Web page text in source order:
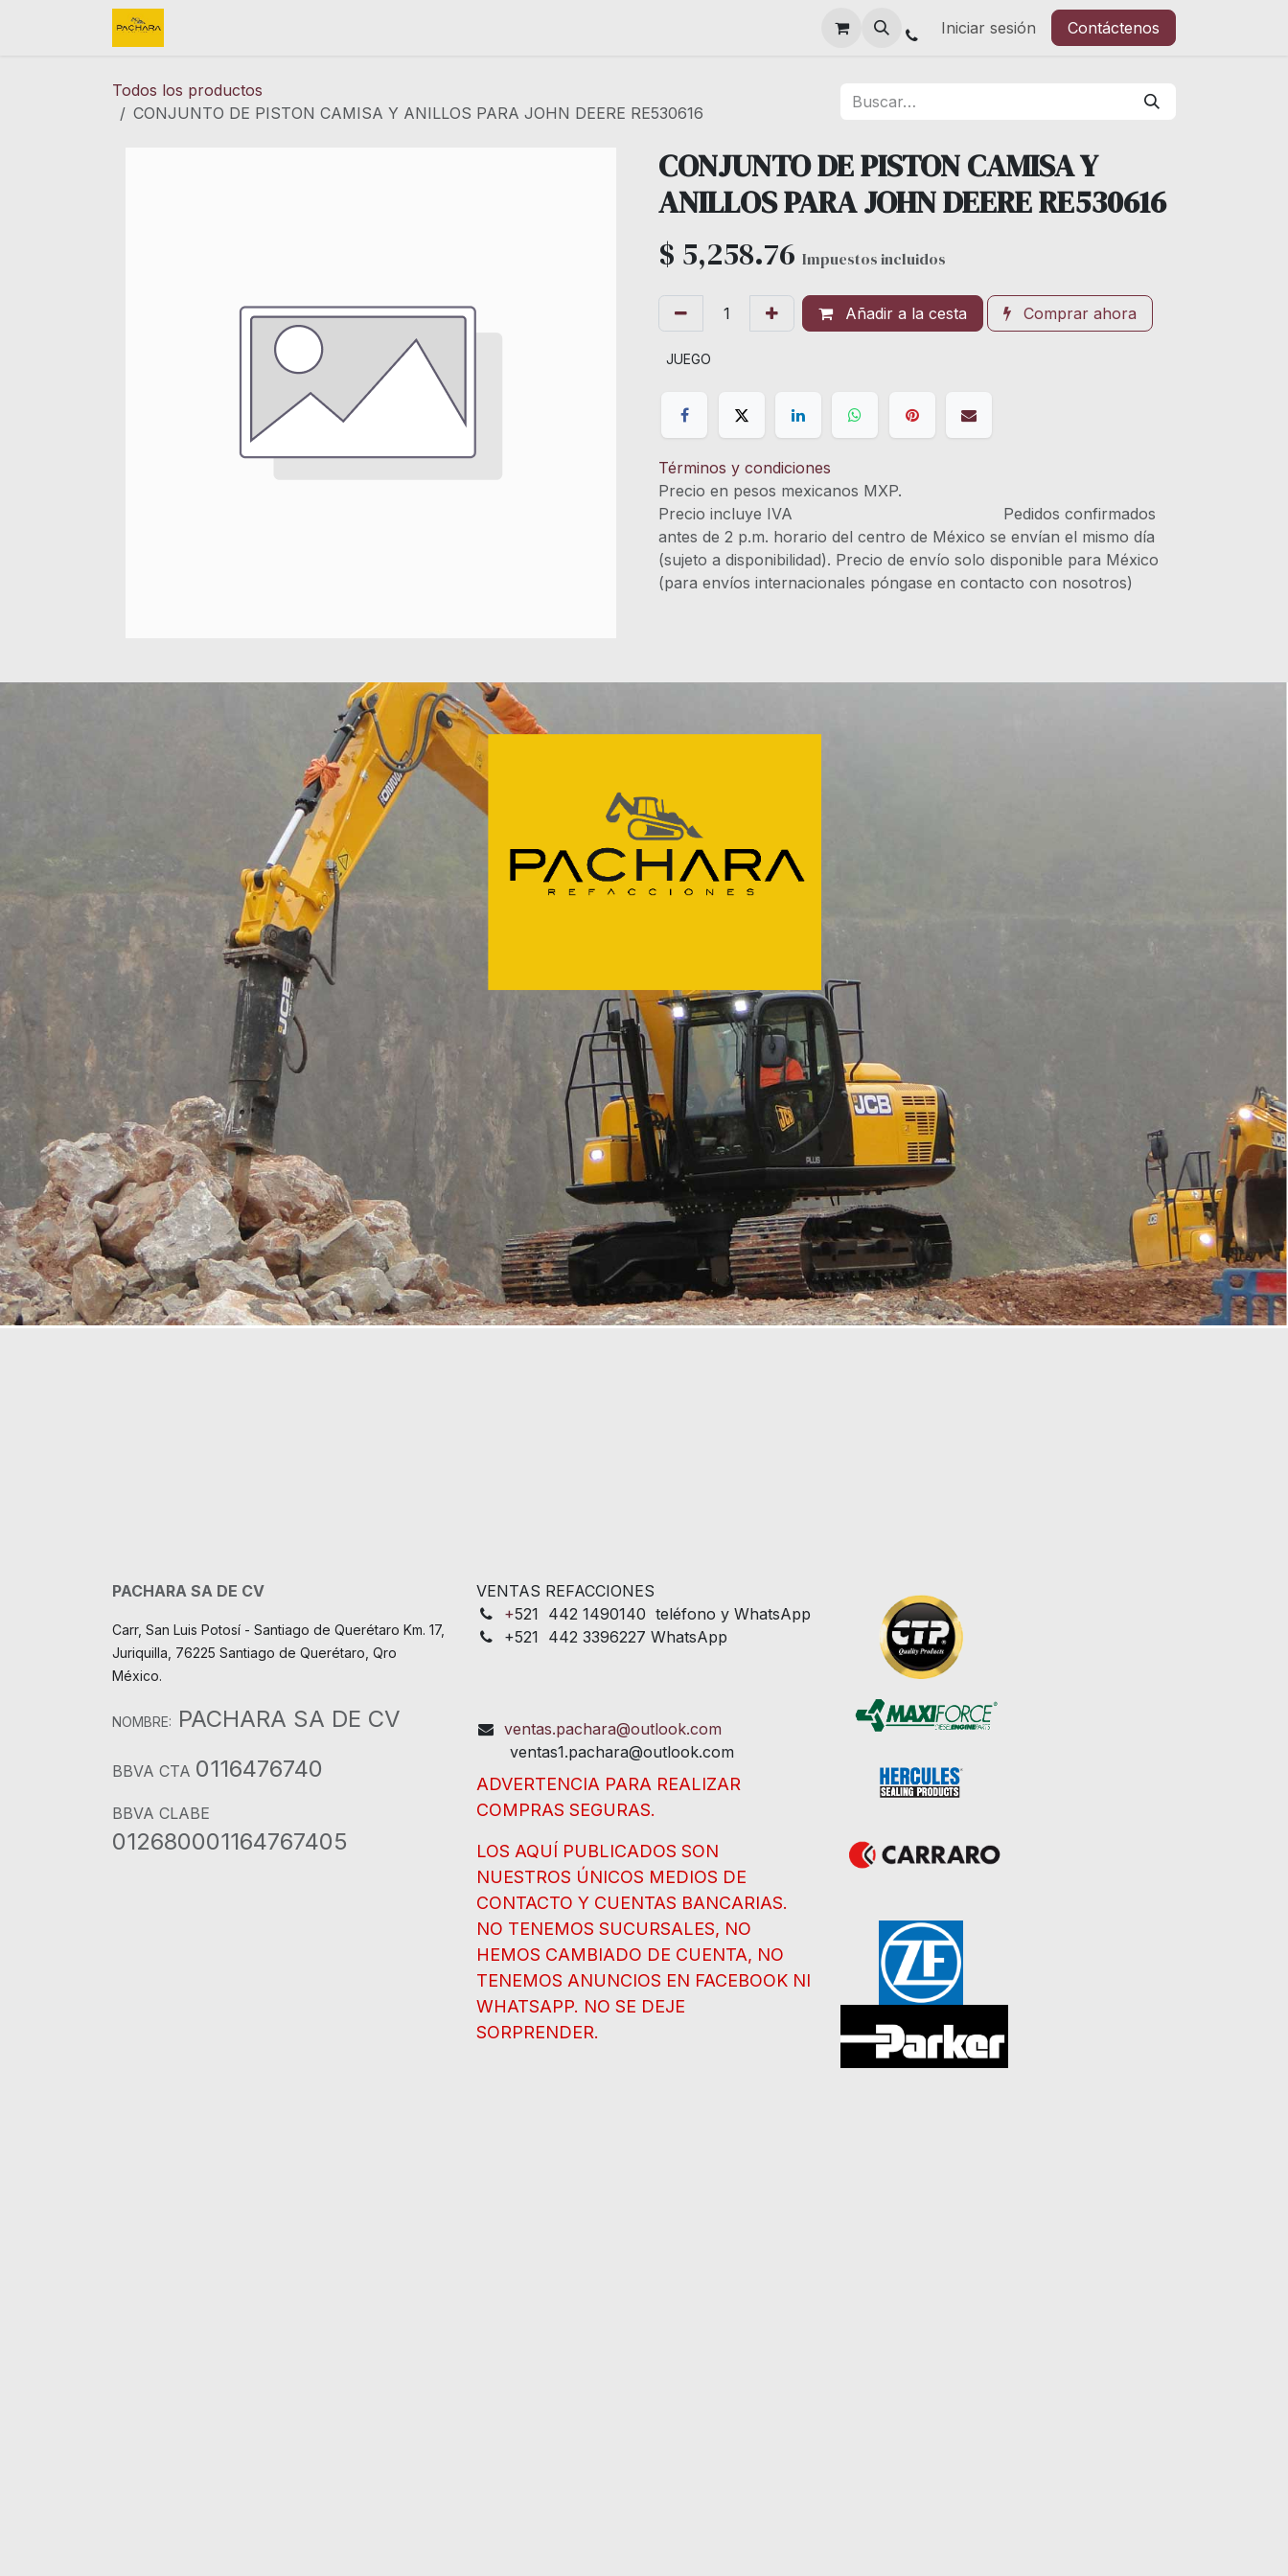
Iniciar sesión Contáctenos
Todos los productos
CONJUNTO DE PISTON CAMISA Y ANILLOS PARA JOHN DEERE RE530616
CONJUNTO DE PISTON CAMISA Y
ANILLOS PARA JOHN DEERE RE530616
$ 5,258.76 Impuestos incluidos
Añadir a la cesta Comprar ahora
JUEGO
Términos y condiciones
Precio en pesos mexicanos MXP.
Precio incluye IVA Pedidos confirmados
antes de 2 p.m. horario del centro de México se envían el mismo día
(sujeto a disponibilidad). Precio de envío solo disponible para México
(para envíos internacionales póngase en contacto con nosotros)
PACHARA SA DE CV
Carr, San Luis Potosí - Santiago de Querétaro Km. 17,
Juriquilla, 76225 Santiago de Querétaro, Qro
México.
NOMBRE: PACHARA SA DE CV
BBVA CTA 0116476740
BBVA CLABE
012680001164767405
VENTAS REFACCIONES
+521 442 1490140 teléfono y WhatsApp
+521 442 3396227 WhatsApp
ventas.pachara@outlook.com
ventas1.pachara@outlook.com
ADVERTENCIA PARA REALIZAR
COMPRAS SEGURAS.
LOS AQUÍ PUBLICADOS SON
NUESTROS ÚNICOS MEDIOS DE
CONTACTO Y CUENTAS BANCARIAS.
NO TENEMOS SUCURSALES, NO
HEMOS CAMBIADO DE CUENTA, NO
TENEMOS ANUNCIOS EN FACEBOOK NI
WHATSAPP. NO SE DEJE
SORPRENDER.